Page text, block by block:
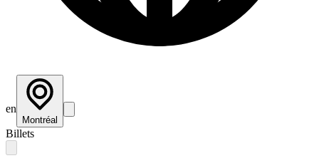
en
Montréal
Billets